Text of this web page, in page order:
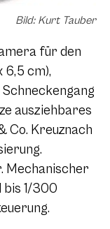
Bild: Kurt Tauber
für den
cm),
ausziehbares
Co. Kreuznach
Mechanischer
bis 1/300